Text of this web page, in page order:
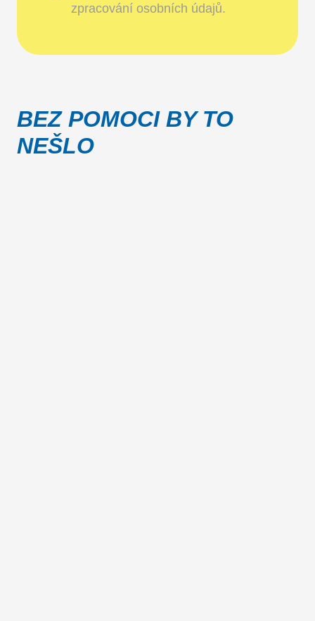
zpracování osobních údajů.
BEZ POMOCI BY TO
NEŠLO